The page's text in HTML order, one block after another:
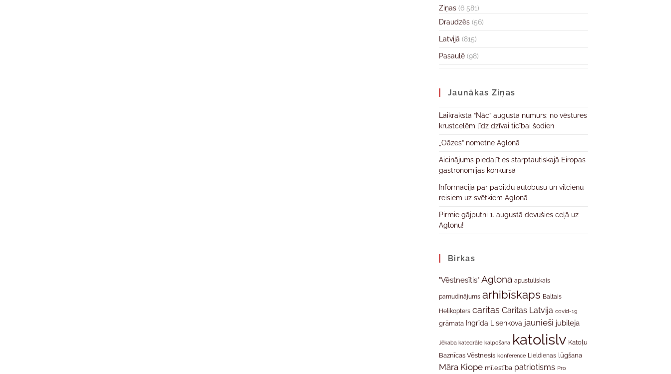
Ziņas (6 581)
Draudzēs (56)
Latvijā (815)
Pasaulē (98)
Jaunākas Ziņas
Laikraksta “Nāc” augusta numurs: no vēstures
krustcelēm līdz dzīvai ticībai šodien
„Oāzes” nometne Aglonā
Aicinājums piedalīties starptautiskajā Eiropas
gastronomijas konkursā
Informācija par papildu autobusu un vilcienu
reisiem uz svētkiem Aglonā
Pirmie gājputni 1. augustā devušies ceļā uz
Aglonu!
Birkas
"Vēstnesītis" Aglona apustuliskais
pamudinājums arhibīskaps Baltais
Helikopters caritas Caritas Latvija covid-19
grāmata Ingrīda Lisenkova jaunieši jubileja
Jēkaba katedrāle kalpošana katolislv Katoļu
Baznīcas Vēstnesis konference Lieldienas lūgšana
Māra Kiope mīlestība patriotisms Pro